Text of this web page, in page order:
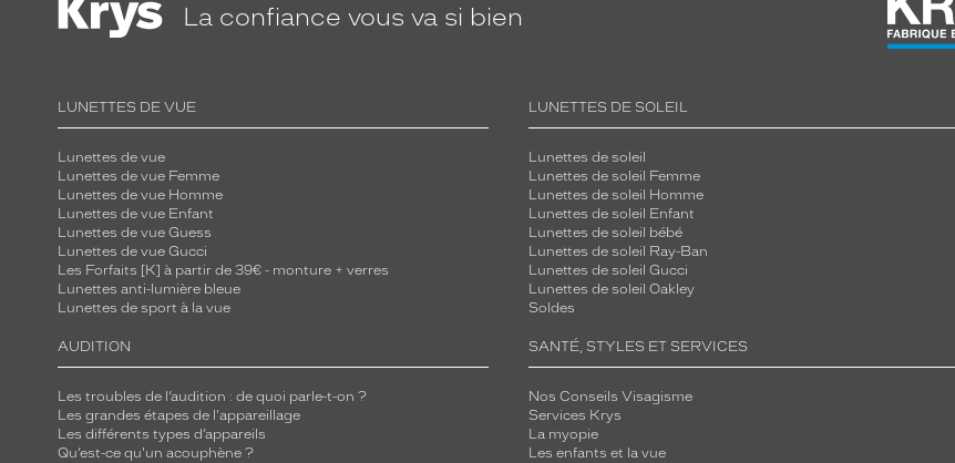
La confiance vous va si bien
LUNETTES DE VUE
Lunettes de vue
Lunettes de vue Femme
Lunettes de vue Homme
Lunettes de vue Enfant
Lunettes de vue Guess
Lunettes de vue Gucci
Les Forfaits [K] à partir de 39€ - monture + verres
Lunettes anti-lumière bleue
Lunettes de sport à la vue
LUNETTES DE SOLEIL
Lunettes de soleil
Lunettes de soleil Femme
Lunettes de soleil Homme
Lunettes de soleil Enfant
Lunettes de soleil bébé
Lunettes de soleil Ray-Ban
Lunettes de soleil Gucci
Lunettes de soleil Oakley
Soldes
AUDITION
Les troubles de l’audition : de quoi parle-t-on ?
Les grandes étapes de l'appareillage
Les différents types d’appareils
Qu’est-ce qu'un acouphène ?
SANTÉ, STYLES ET SERVICES
Nos Conseils Visagisme
Services Krys
La myopie
Les enfants et la vue